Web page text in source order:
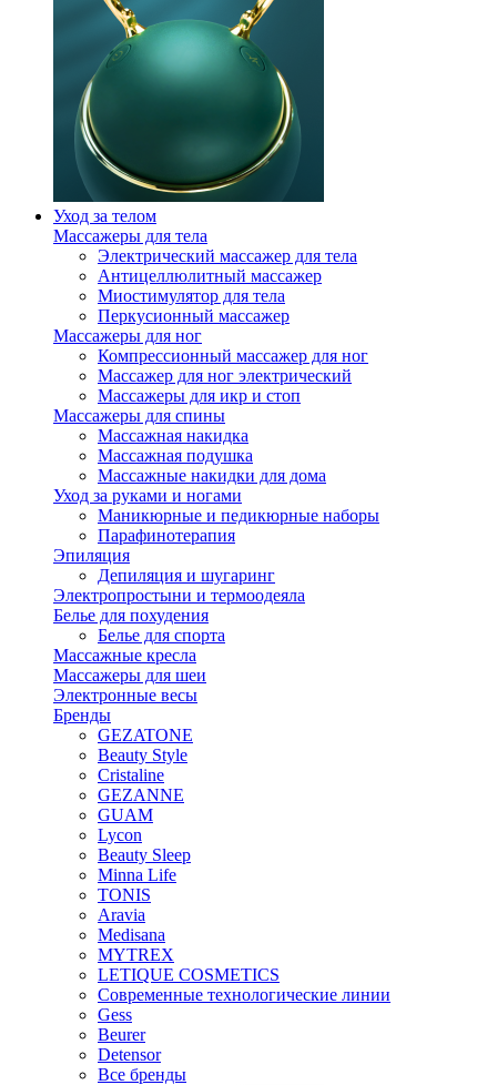
Уход за телом
Массажеры для тела
Электрический массажер для тела
Антицеллюлитный массажер
Миостимулятор для тела
Перкусионный массажер
Массажеры для ног
Компрессионный массажер для ног
Массажер для ног электрический
Массажеры для икр и стоп
Массажеры для спины
Массажная накидка
Массажная подушка
Массажные накидки для дома
Уход за руками и ногами
Маникюрные и педикюрные наборы
Парафинотерапия
Эпиляция
Депиляция и шугаринг
Электропростыни и термоодеяла
Белье для похудения
Белье для спорта
Массажные кресла
Массажеры для шеи
Электронные весы
Бренды
GEZATONE
Beauty Style
Cristaline
GEZANNE
GUAM
Lycon
Beauty Sleep
Minna Life
TONIS
Aravia
Medisana
MYTREX
LETIQUE COSMETICS
Современные технологические линии
Gess
Beurer
Detensor
Все бренды